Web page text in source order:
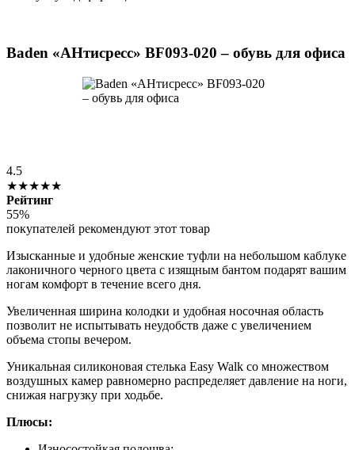
Baden «АНтисресс» BF093-020 – обувь для офиса
4.5
★★★★★
Рейтинг
55%
покупателей рекомендуют этот товар
Изысканные и удобные женские туфли на небольшом каблуке
лаконичного черного цвета с изящным бантом подарят вашим
ногам комфорт в течение всего дня.
Увеличенная ширина колодки и удобная носочная область
позволит не испытывать неудобств даже с увеличением
объема стопы вечером.
Уникальная силиконовая стелька Easy Walk со множеством
воздушных камер равномерно распределяет давление на ноги,
снижая нагрузку при ходьбе.
Плюсы: